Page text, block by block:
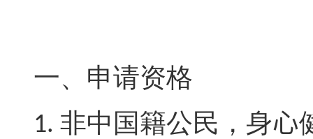
一、申请资格
1. 非中国籍公民，身心